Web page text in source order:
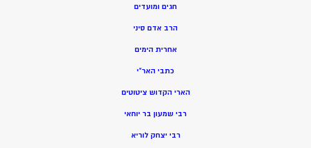
חגים ומועדים
הרב אדם סיני
אחרית הימים
כתבי האר”י
הארי הקדוש ציטוטים
רבי שמעון בר יוחאי
רבי יצחק לוריא